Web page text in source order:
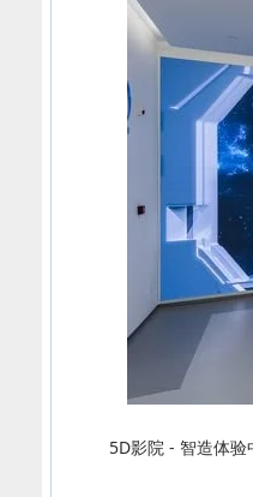
5D影院 - 智造体验